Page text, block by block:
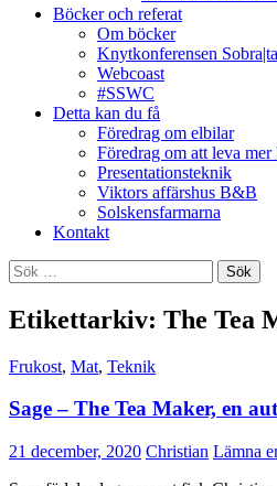
Böcker och referat
Om böcker
Knytkonferensen
Webcoast
#SSWC
Detta kan du få
Föredrag om elbilar
Föredrag om att leva mer
Presentationsteknik
Viktors affärshus B&B
Solskensfarmarna
Kontakt
Sök
efter:
Etikettarkiv: The Tea
Frukost, Mat, Teknik
Sage – The Tea Maker, en
21 december, 2020 Christian Lämna